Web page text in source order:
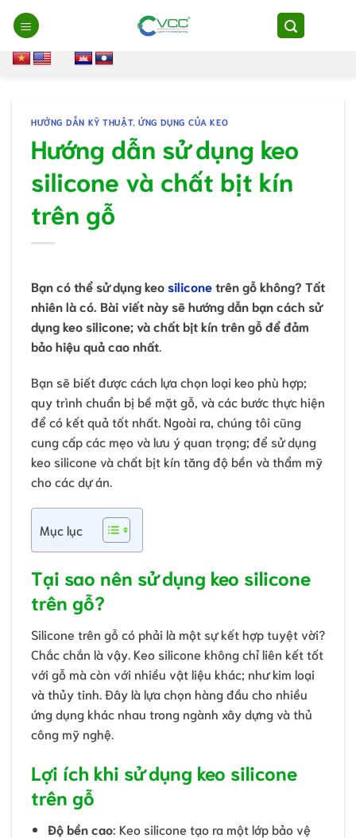
Chuyển
đến
nội
dung
HƯỚNG DẪN KỸ THUẬT,ỨNG DỤNG CỦA KEO
Hướng dẫn sử dụng keo
silicone và chất bịt kín
trên gỗ
Bạn có thể sử dụng keo siliconetrên gỗ không? Tất
nhiên là có. Bài viết này sẽ hướng dẫn bạn cách sử
dụng keo silicone; và chất bịt kín trên gỗ để đảm
bảo hiệu quả cao nhất
Bạn sẽ biết được cách lựa chọn loại keo phù hợp;
quy trình chuẩn bị bề mặt gỗ, và các bước thực hiện
để có kết quả tốt nhất. Ngoài ra, chúng tôi cũng
cung cấp các mẹo và lưu ý quan trọng; để sử dụng
keo silicone và chất bịt kín tăng độ bền và thẩm mỹ
cho các dự án.
Mục lục
Tại sao nên sử dụng keo silicone
trên gỗ?
Silicone trên gỗ có phải là một sự kết hợp tuyệt vời?
Chắc chắn là vậy. Keo silicone không chỉ liên kết tốt
với gỗ mà còn với nhiều vật liệu khác; như kim loại
và thủy tinh. Đây là lựa chọn hàng đầu cho nhiều
ứng dụng khác nhau trong ngành xây dựng và thủ
công mỹ nghệ.
Lợi ích khi sử dụng keo silicone
trên gỗ
Độ bền cao: Keo silicone tạo ra một lớp bảo vệ